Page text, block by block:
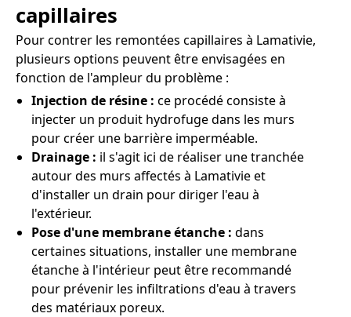
capillaires
Pour contrer les remontées capillaires à Lamativie,
plusieurs options peuvent être envisagées en
fonction de l'ampleur du problème :
Injection de résine : ce procédé consiste à
injecter un produit hydrofuge dans les murs
pour créer une barrière imperméable.
Drainage : il s'agit ici de réaliser une tranchée
autour des murs affectés à Lamativie et
d'installer un drain pour diriger l'eau à
l'extérieur.
Pose d'une membrane étanche : dans
certaines situations, installer une membrane
étanche à l'intérieur peut être recommandé
pour prévenir les infiltrations d'eau à travers
des matériaux poreux.